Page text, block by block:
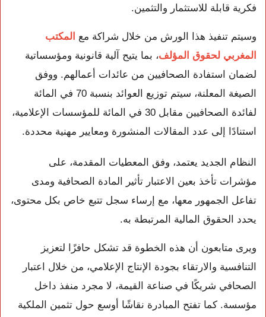
فكرية قابلة للاستثمار والتثمين.
وسيتم تنفيذ هذا الورش من خلال شراكة مع المكتب
المغربي لحقوق المؤلف، بما يتيح آلية قانونية ومؤسساتية
لضمان استفادة الصحافيين من عائدات أعمالهم. ووفق
الصيغة المعلنة، سيتم توزيع العوائد بنسبة 70 في المائة
لفائدة الصحافيين مقابل 30 في المائة للمؤسسات الإعلامية،
استنادًا إلى عدد المقالات المنشورة ومعايير مهنية محددة.
النظام الجديد يعتمد، وفق المعطيات المقدمة، على
مؤشرات تأخذ بعين الاعتبار تأثير المادة الصحافية ومدى
تفاعل الجمهور معها، مع إرساء سجل تتبع خاص بكل محتوى،
يحدد الحقوق المالية المرتبطة به.
ويرى متابعون أن هذه الخطوة قد تشكل حافزًا لتعزيز
التنافسية والارتقاء بجودة الإنتاج الإعلامي، من خلال اعتبار
الصحافي شريكًا في صناعة القيمة، لا مجرد منفذ داخل
مؤسسة. كما تفتح المبادرة نقاشًا أوسع حول تثمين الملكية